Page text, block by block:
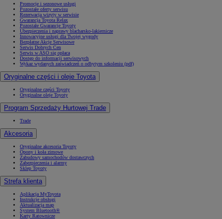
Promocje i sezonowe usługi
Pozostałe oferty serwisu
Rezerwacja wizyty w serwisie
Gwarancja Toyota Relax
Pozostałe Gwarancje Toyoty
Ubezpieczenia i naprawy blacharsko-lakiernicze
Innowacyjne usługi dla Twojej wygody
Bezpłatne Akcje Serwisowe
Serwis Dobrych Cen
Serwis w ASO się opłaca
Dostęp do informacji serwisowych
Wykaz wydanych zaświadczeń o odbytym szkoleniu (pdf)
Oryginalne części i oleje Toyota
Oryginalne części Toyoty
Oryginalne oleje Toyoty
Program Sprzedaży Hurtowej Trade
Trade
Akcesoria
Oryginalne akcesoria Toyoty
Opony i koła zimowe
Zabudowy samochodów dostawczych
Zabezpieczenia i alarmy
Sklep Toyoty
Strefa klienta
Aplikacja MyToyota
Instrukcje obsługi
Aktualizacja map
System Bluetooth®
Karty Ratownicze